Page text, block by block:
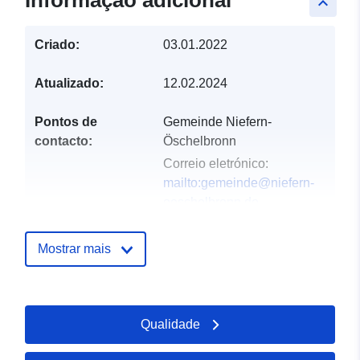
Criado: 03.01.2022
Atualizado: 12.02.2024
Pontos de
contacto:
Gemeinde Niefern-
Öschelbronn
Correio eletrónico:
mailto:gemeinde@niefern-
oeschelbronn.de
Registo do
Acrescentado à data.europa.eu:
Mostrar mais
Qualidade